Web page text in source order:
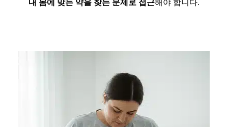
내 몸에 맞는 약을 찾는 문제로 접근해야 합니다.